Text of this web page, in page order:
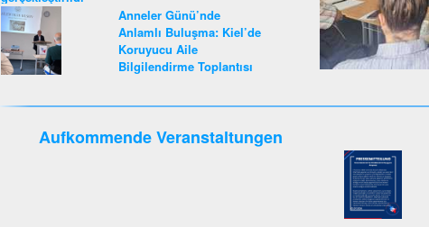
Anneler Günü’nde
Anlamlı Buluşma: Kiel’de
Koruyucu Aile
Bilgilendirme Toplantısı
Aufkommende Veranstaltungen